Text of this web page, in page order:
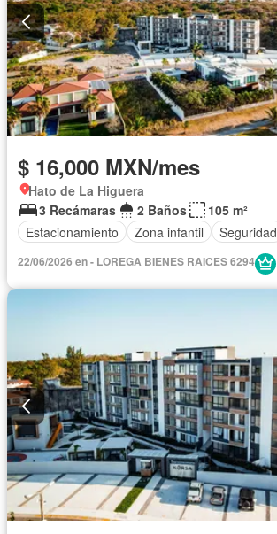
$ 16,000 MXN/mes
Hato de La Higuera
3 Recámaras
2 Baños
105 m²
Estacionamiento
Zona infantil Seguridad
22/06/2026 en - LOREGA BIENES RAICES 6294